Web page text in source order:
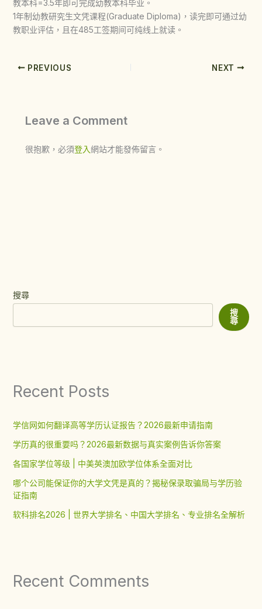
教本科=3.5年即可完成幼教本科毕业。
1年制幼教研究生文凭课程(Graduate Diploma)，读完即可通过幼
教职业评估，且在485工签期间可纯线上就读。
PREVIOUS NEXT
Leave a Comment
很抱歉，必須登入網站才能發佈留言。
搜尋
搜
尋
Recent Posts
学信网如何翻译高等学历认证报告？2026最新申请指南
学历真的很重要吗？2026最新数据与真实案例告诉你答案
各国家学位等级 | 中美英澳加欧学位体系全面对比
哪个公司能保证你的大学文凭是真的？揭秘保录取骗局与学历验
证指南
软科排名2026 | 世界大学排名、中国大学排名、专业排名全解析
Recent Comments